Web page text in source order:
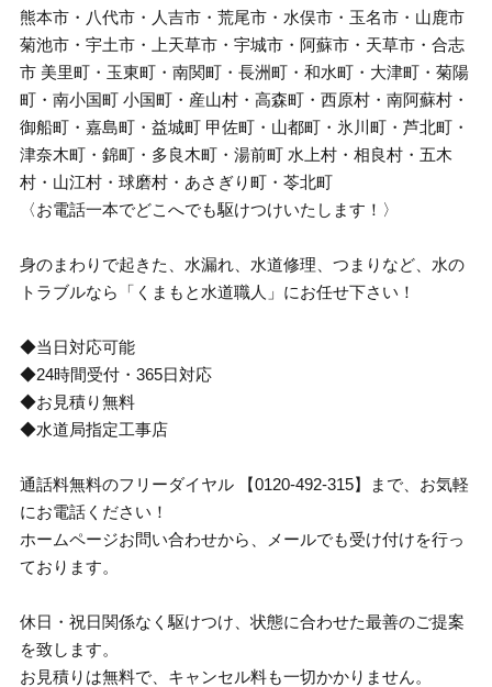
熊本市・八代市・人吉市・荒尾市・水俣市・玉名市・山鹿市
菊池市・宇土市・上天草市・宇城市・阿蘇市・天草市・合志
市 美里町・玉東町・南関町・長洲町・和水町・大津町・菊陽
町・南小国町 小国町・産山村・高森町・西原村・南阿蘇村・
御船町・嘉島町・益城町 甲佐町・山都町・氷川町・芦北町・
津奈木町・錦町・多良木町・湯前町 水上村・相良村・五木
村・山江村・球磨村・あさぎり町・苓北町
〈お電話一本でどこへでも駆けつけいたします！〉
身のまわりで起きた、水漏れ、水道修理、つまりなど、水の
トラブルなら「くまもと水道職人」にお任せ下さい！
◆当日対応可能
◆24時間受付・365日対応
◆お見積り無料
◆水道局指定工事店
通話料無料のフリーダイヤル 【0120-492-315】まで、お気軽
にお電話ください！
ホームページお問い合わせから、メールでも受け付けを行っ
ております。
休日・祝日関係なく駆けつけ、状態に合わせた最善のご提案
を致します。
お見積りは無料で、キャンセル料も一切かかりません。